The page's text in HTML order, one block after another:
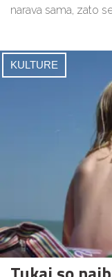
narava sama, zato
KULTURE